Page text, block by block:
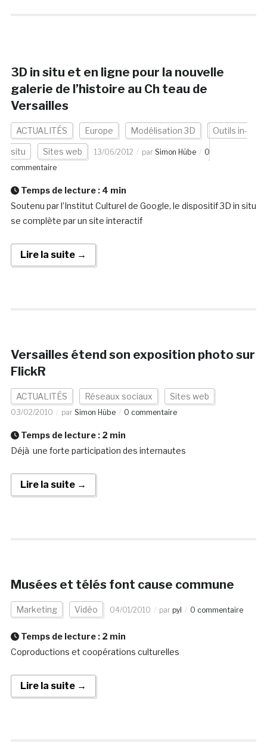
3D in situ et en ligne pour la nouvelle
galerie de l’histoire au Ch teau de
Versailles
ACTUALITÉS Europe Modélisation 3D Outils in-
situ Sites web 13/06/2012 par Simon Hübe
0
commentaire
Temps de lecture : 4 min
Soutenu par l’Institut Culturel de Google, le dispositif 3D in situ
se complète par un site interactif
Lire la suite →
Versailles étend son exposition photo sur
FlickR
ACTUALITÉS Réseaux sociaux Sites web
03/02/2010 par Simon Hübe 0 commentaire
Temps de lecture : 2 min
Déjà une forte participation des internautes
Lire la suite →
Musées et télés font cause commune
Marketing Vidéo 04/01/2010 par pyl 0 commentaire
Temps de lecture : 2 min
Coproductions et coopérations culturelles
Lire la suite →